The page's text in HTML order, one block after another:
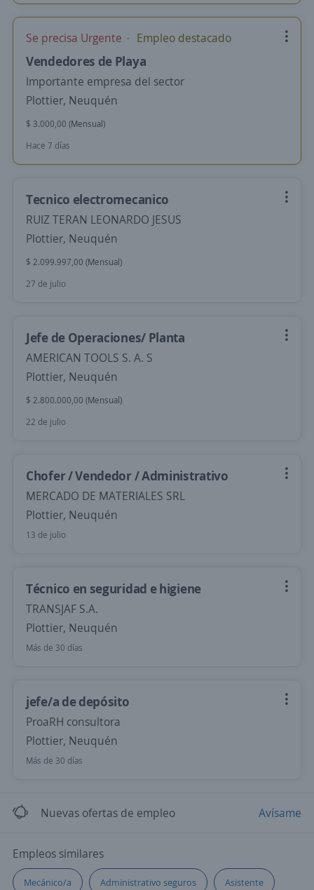
Se precisa Urgente Empleo destacado
Vendedores de Playa
Importante empresa del sector
Plottier, Neuquén
$ 3.000,00 (Mensual)
Hace 7 días
Tecnico electromecanico
RUIZ TERAN LEONARDO JESUS
Plottier, Neuquén
$ 2.099.997,00 (Mensual)
27 de julio
Jefe de Operaciones/ Planta
AMERICAN TOOLS S. A. S
Plottier, Neuquén
$ 2.800.000,00 (Mensual)
22 de julio
Chofer / Vendedor / Administrativo
MERCADO DE MATERIALES SRL
Plottier, Neuquén
13 de julio
Técnico en seguridad e higiene
TRANSJAF S.A.
Plottier, Neuquén
Más de 30 días
jefe/a de depósito
ProaRH consultora
Plottier, Neuquén
Más de 30 días
Nuevas ofertas de empleo Avísame
Empleos similares
Mecánico/a Administrativo seguros Asistente